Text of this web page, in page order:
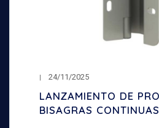
24/11/2025
LANZAMIENTO DE
BISAGRAS